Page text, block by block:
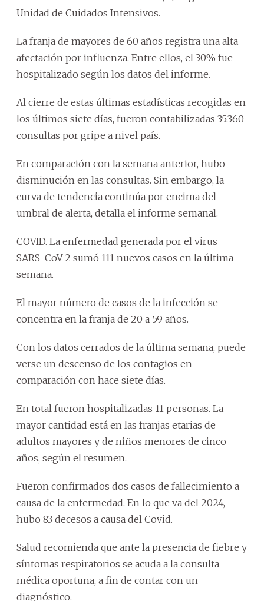
Unidad de Cuidados Intensivos.
La franja de mayores de 60 años registra una alta
afectación por influenza. Entre ellos, el 30% fue
hospitalizado según los datos del informe.
Al cierre de estas últimas estadísticas recogidas en
los últimos siete días, fueron contabilizadas 35.360
consultas por gripe a nivel país.
En comparación con la semana anterior, hubo
disminución en las consultas. Sin embargo, la
curva de tendencia continúa por encima del
umbral de alerta, detalla el informe semanal.
COVID. La enfermedad generada por el virus
SARS-CoV-2 sumó 111 nuevos casos en la última
semana.
El mayor número de casos de la infección se
concentra en la franja de 20 a 59 años.
Con los datos cerrados de la última semana, puede
verse un descenso de los contagios en
comparación con hace siete días.
En total fueron hospitalizadas 11 personas. La
mayor cantidad está en las franjas etarias de
adultos mayores y de niños menores de cinco
años, según el resumen.
Fueron confirmados dos casos de fallecimiento a
causa de la enfermedad. En lo que va del 2024,
hubo 83 decesos a causa del Covid.
Salud recomienda que ante la presencia de fiebre y
síntomas respiratorios se acuda a la consulta
médica oportuna, a fin de contar con un
diagnóstico.